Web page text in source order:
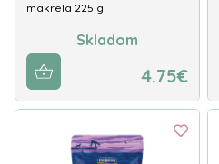
makrela 225 g
Skladom
4.75€